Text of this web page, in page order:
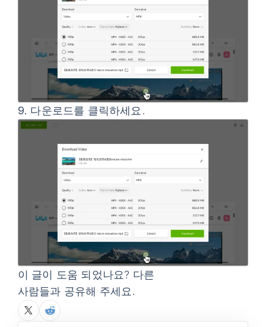
9. 다운로드를 클릭하세요.
이 글이 도움 되었나요? 다른
사람들과 공유해 주세요.